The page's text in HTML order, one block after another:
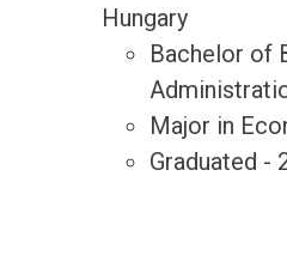
Hungary
Bachelor of
Major in
Graduated -